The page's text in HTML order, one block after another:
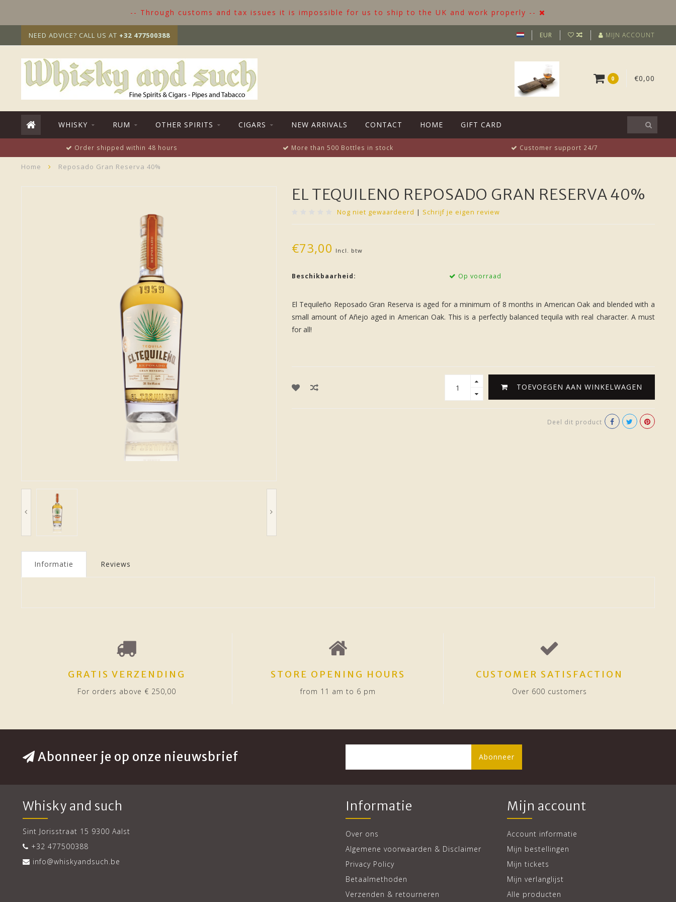
-- Through customs and tax issues it is impossible for us to ship to the UK and work properly --
NEED ADVICE? CALL US AT +32 477500388 EUR MIJN ACCOUNT
0 €0,00
WHISKY RUM OTHER SPIRITS CIGARS NEW ARRIVALS CONTACT HOME GIFT CARD
Order shipped within 48 hours More than 500 Bottles in stock Customer support 24/7
Home Reposado Gran Reserva 40%
EL TEQUILENO REPOSADO GRAN RESERVA 40%
Nog niet gewaardeerd | Schrijf je eigen review
€73,00 Incl. btw
Beschikbaarheid: Op voorraad
El Tequileño Reposado Gran Reserva is aged for a minimum of 8 months in American Oak and blended with a
small amount of Añejo aged in American Oak. This is a perfectly balanced tequila with real character. A must
for all!
TOEVOEGEN AAN WINKELWAGEN
Deel dit product
Informatie Reviews
GRATIS VERZENDING
For orders above € 250,00
STORE OPENING HOURS
from 11 am to 6 pm
CUSTOMER SATISFACTION
Over 600 customers
Abonneer je op onze nieuwsbrief Abonneer
Whisky and such
Sint Jorisstraat 15 9300 Aalst
+32 477500388
info@whiskyandsuch.be
Informatie
Over ons
Algemene voorwaarden & Disclaimer
Privacy Policy
Betaalmethoden
Verzenden & retourneren
Mijn account
Account informatie
Mijn bestellingen
Mijn tickets
Mijn verlanglijst
Alle producten